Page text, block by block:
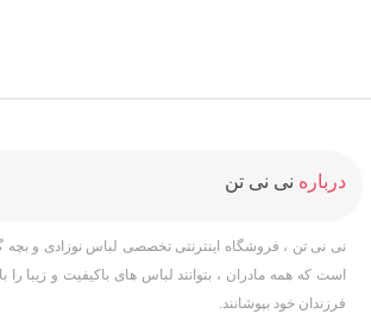
درباره نی نی تن
نی نی تن ، فروشگاه اینترنتی تخصصی لباس نوزادی و بچه
است که همه مادران ، بتوانند لباس های باکیفیت و زیبا
فرزندان خود بپوشانند.